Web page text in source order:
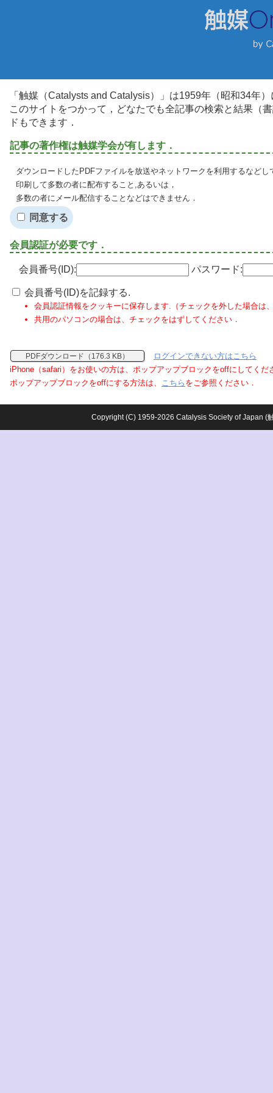
「触媒（Catalysts and Catalysis）」は1959年（昭和34年
このサイトをつかって，どなたでも全記事の検索と結果（
ドもできます．
記事の著作権は触媒学会が有します．
ダウンロードしたPDFファイルを放送やネットワークを利用するなど
印刷して多数の者に配布すること,あるいは，
多数の者にメール配信することなどはできません．
同意する
会員認証が必要です．
会員番号(ID): パスワード:
会員番号(ID)を記録する.
会員認証情報をクッキーに保存します.（チェックを外した場合は
共用のパソコンの場合は、チェックをはずしてください．
PDFダウンロード（176.3 KB）
ログインできない方はこちら
iPhone（safari）をお使いの方は、ポップアップブロックをoffにしてくだ
ポップアップブロックをoffにする方法は、 こちら をご参照ください．
Copyright (C) 1959-2026 Catalysis Society of Japan (